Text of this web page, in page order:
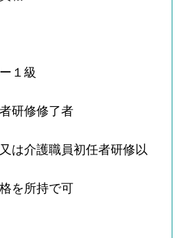
１級
研修修了者
は介護職員初任者研修以
を所持で可